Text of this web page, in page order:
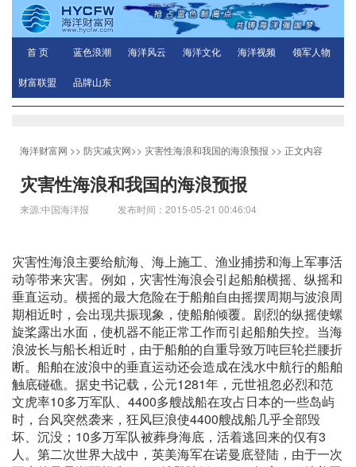
首 页 蓝色浪潮 海洋风云 海洋文化 海洋视频 领军人物
财富联盟 品牌山东
海洋财富网 >> 防灾减灾网>> 灾害性海浪和我国的海浪预报 >> 正文内容
灾害性海浪和我国的海浪预报
来源:中国海洋报 发布时间：2015-05-21 00:46:04
灾害性海浪主要给航海、海上施工、渔业捕捞和海上军事活
动等带来灾害。例如，灾害性海浪会引起船舶横摇、纵摇和
垂直运动。横摇的最大危险在于船舶自由摇摆周期与波浪周
期相近时，会出现共振现象，使船舶倾覆。剧烈的纵摇使螺
旋桨露出水面，使机器不能正常工作而引起船舶失控。当海
浪波长与船长相近时，由于船舶的自重导致万吨巨轮拦腰折
断。船舶在波浪中的垂直运动还会造成在浅水中航行的船舶
触底碰礁。据史书记载，公元1281年，元世祖忽必烈和范
文虎率10多万军队、4400多艘战船在攻占日本的一些岛屿
时，台风突然袭来，狂风巨浪使4400艘战船几乎全部毁
坏、沉没；10多万军队被葬身海底，活着逃回来的仅有3
人。第二次世界大战中，英美海军在诺曼底登陆，由于一次